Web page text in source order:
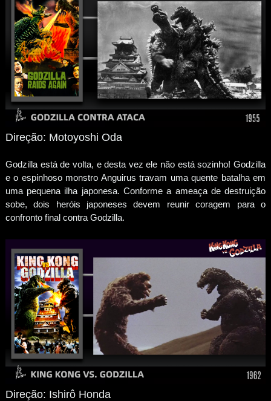
Direção: Motoyoshi Oda
Godzilla está de volta, e desta vez ele não está sozinho! Godzilla
e o espinhoso monstro Anguirus travam uma quente batalha em
uma pequena ilha japonesa. Conforme a ameaça de destruição
sobe, dois heróis japoneses devem reunir coragem para o
confronto final contra Godzilla.
Direção: Ishirô Honda